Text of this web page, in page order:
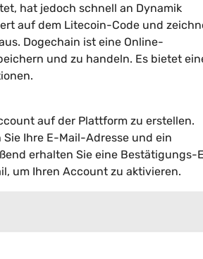
hat jedoch schnell an Dynamik
auf dem Litecoin-Code und
Dogechain ist eine Online-
und zu handeln. Es bietet
auf der Plattform zu erstellen.
Sie Ihre E-Mail-Adresse und ein
erhalten Sie eine Bestätigungs-
um Ihren Account zu aktivieren.